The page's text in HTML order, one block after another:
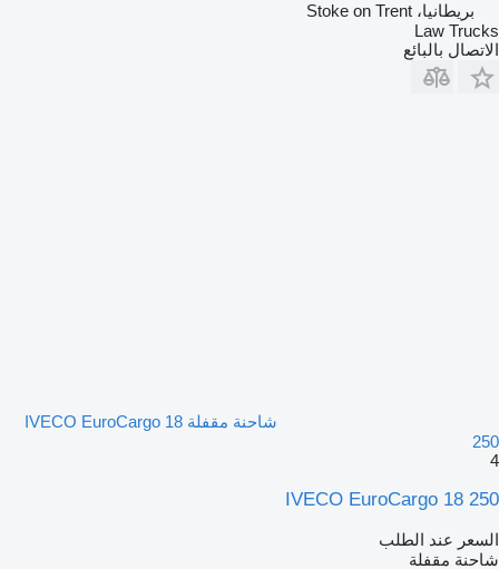
بريطانيا، Stoke on Trent
Law Trucks
الاتصال بالبائع
شاحنة مقفلة IVECO EuroCargo 18
250
4
IVECO EuroCargo 18 250
السعر عند الطلب
شاحنة مقفلة